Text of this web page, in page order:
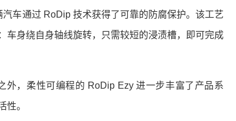
车通过 RoDip 技术获得了可靠的防腐保护。该工艺
车身绕自身轴线旋转，只需较短的浸渍槽，即可完成
，柔性可编程的 RoDip Ezy 进一步丰富了产品系
性。